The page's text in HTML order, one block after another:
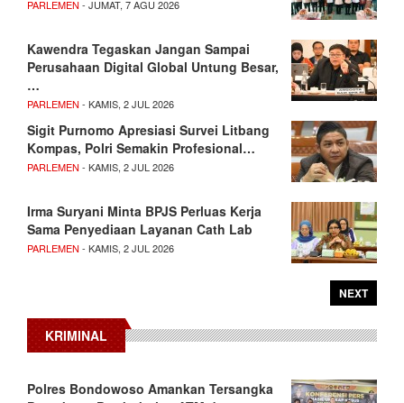
PARLEMEN - JUMAT, 7 AGU 2026
Kawendra Tegaskan Jangan Sampai
Perusahaan Digital Global Untung Besar,
…
PARLEMEN - KAMIS, 2 JUL 2026
Sigit Purnomo Apresiasi Survei Litbang
Kompas, Polri Semakin Profesional…
PARLEMEN - KAMIS, 2 JUL 2026
Irma Suryani Minta BPJS Perluas Kerja
Sama Penyediaan Layanan Cath Lab
PARLEMEN - KAMIS, 2 JUL 2026
NEXT
KRIMINAL
Polres Bondowoso Amankan Tersangka